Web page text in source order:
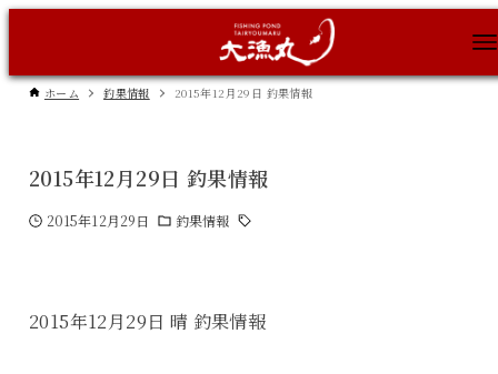
ホーム 釣果情報 2015年12月29日 釣果情報
2015年12月29日 釣果情報
2015年12月29日 釣果情報
2015年12月29日 晴 釣果情報